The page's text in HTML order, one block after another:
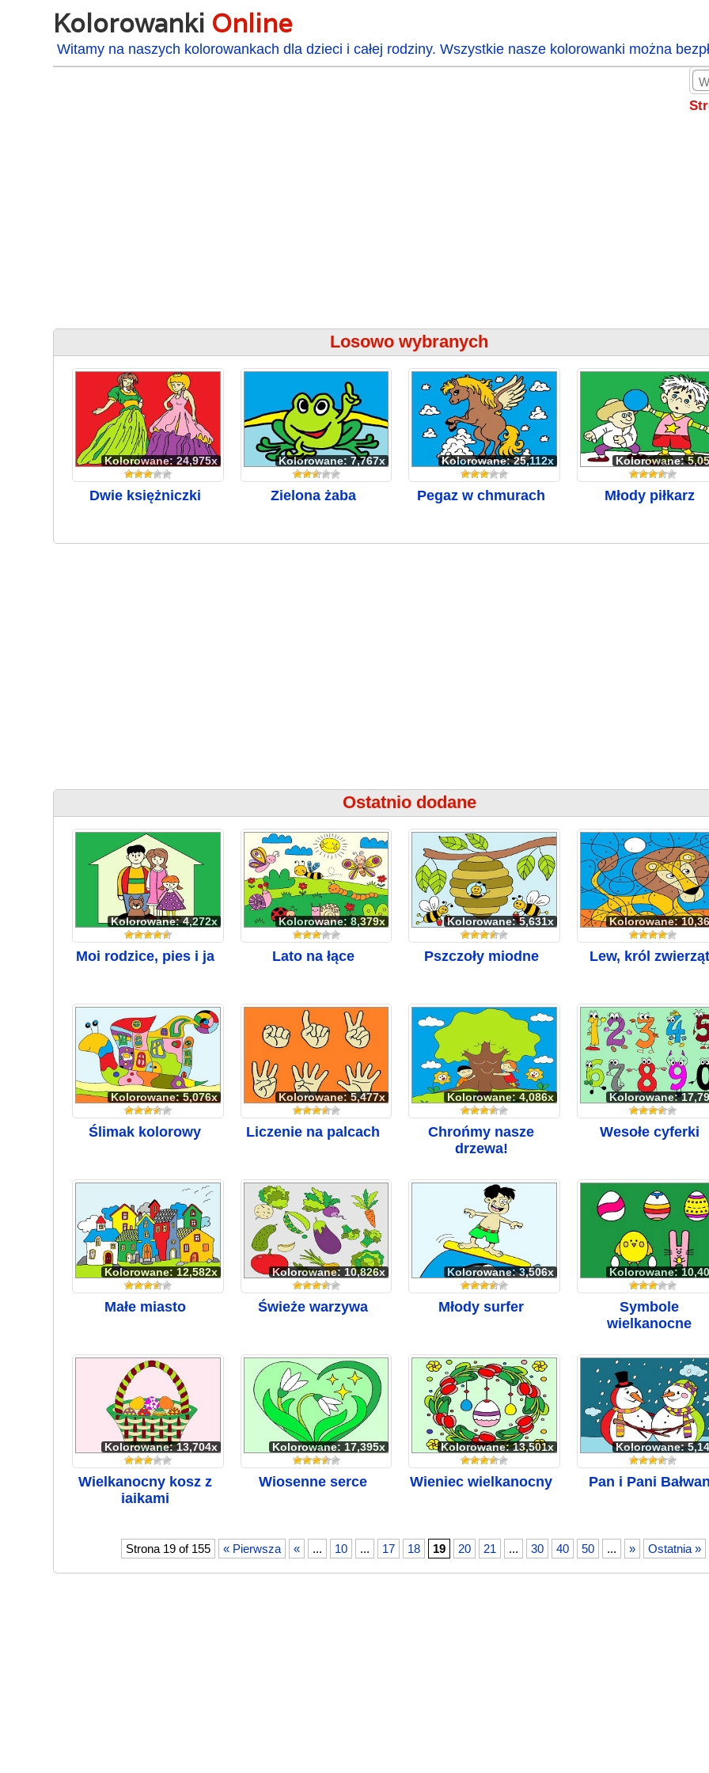
Kolorowanki Online
Witamy na naszych kolorowankach dla dzieci i całej rodziny. Wszystkie nasze kolorowanki można
Losowo wybranych
Kolorowane: 24,975x
Dwie księżniczki
Kolorowane: 7,767x
Zielona żaba
Kolorowane: 25,112x
Pegaz w chmurach
Kolorowane:
Młody piłkarz
Ostatnio dodane
Kolorowane: 4,272x
Moi rodzice, pies i ja
Kolorowane: 8,379x
Lato na łące
Kolorowane: 5,631x
Pszczoły miodne
Kolorowane:
Lew, król zwierząt
Kolorowane: 5,076x
Ślimak kolorowy
Kolorowane: 5,477x
Liczenie na palcach
Kolorowane: 4,086x
Chrońmy nasze
drzewa!
Kolorowane:
Wesołe cyferki
Kolorowane: 12,582x
Małe miasto
Kolorowane: 10,826x
Świeże warzywa
Kolorowane: 3,506x
Młody surfer
Kolorowane:
Symbole
wielkanocne
Kolorowane: 13,704x
Wielkanocny kosz z
jajkami
Kolorowane: 17,395x
Wiosenne serce
Kolorowane: 13,501x
Wieniec wielkanocny
Kolorowane:
Pan i Pani
Strona 19 of 155 « Pierwsza « ... 10 ... 17 18 19 20 21 ... 30 40 50 ... » Ostatnia »